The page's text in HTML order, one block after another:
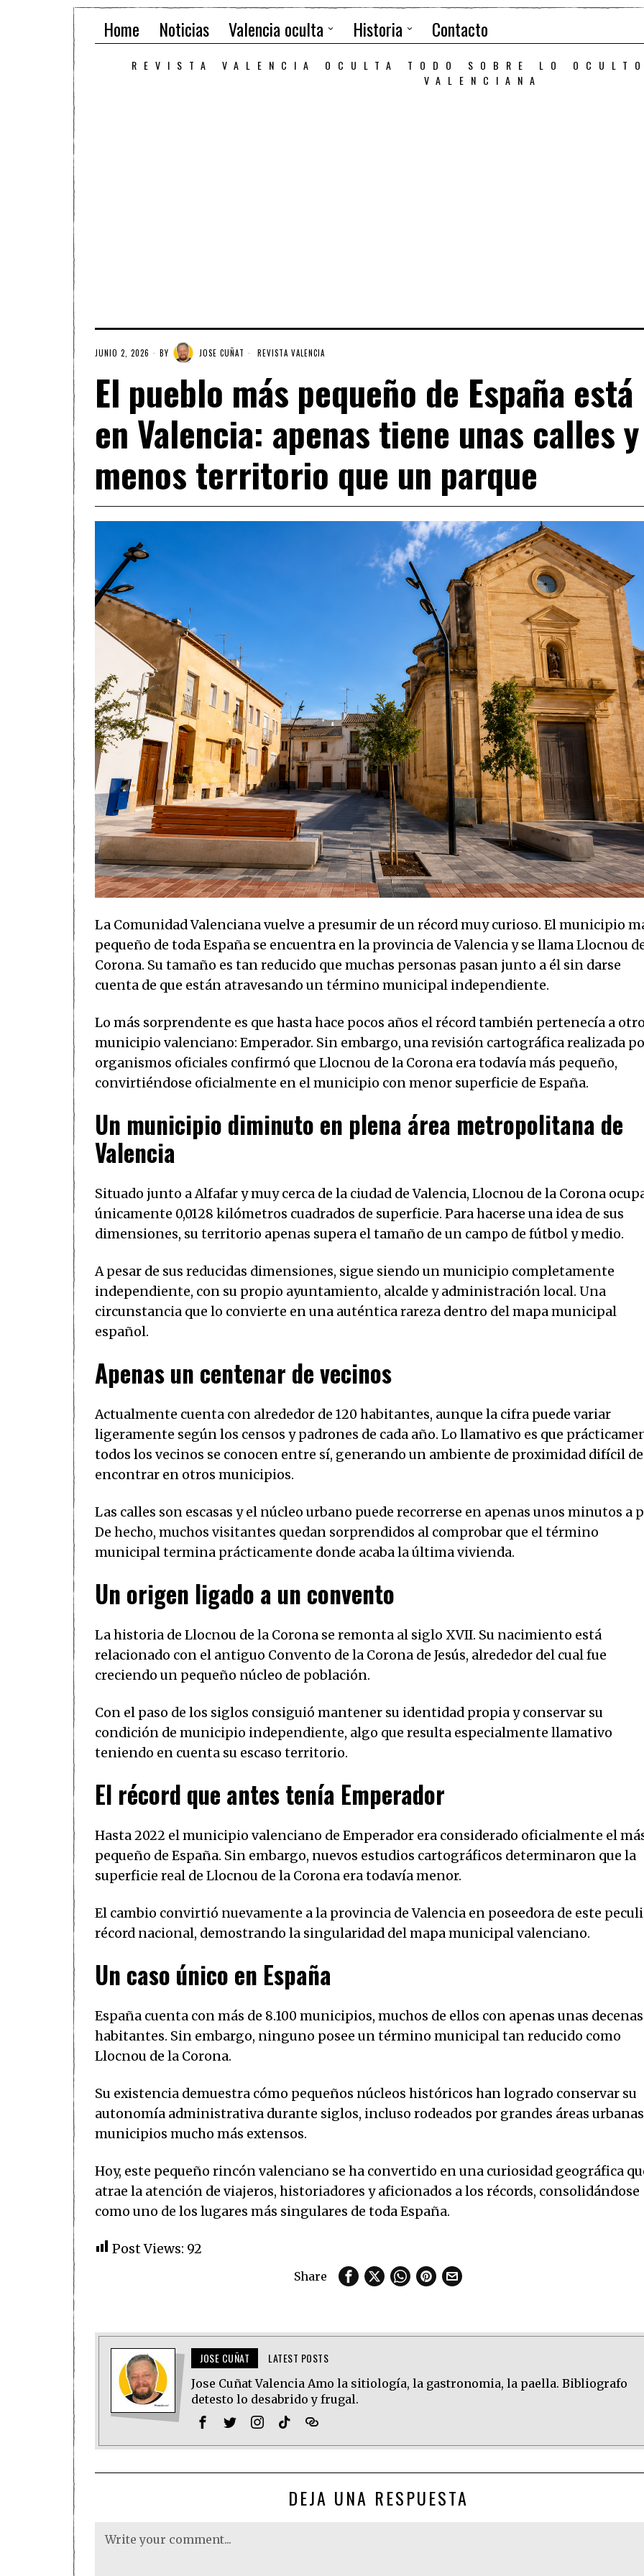
Home Noticias Valencia oculta Historia Contacto
REVISTA VALENCIA OCULTA TODO SOBRE LO
VALENCIANA
JUNIO 2, 2026 BY JOSE CUÑAT REVISTA VALENCIA
El pueblo más pequeño de España está
en Valencia: apenas tiene unas calles y
menos territorio que un parque
La Comunidad Valenciana vuelve a presumir de un récord muy curioso. El municipio
pequeño de toda España se encuentra en la provincia de Valencia y se llama Llocnou
Corona. Su tamaño es tan reducido que muchas personas pasan junto a él sin darse
cuenta de que están atravesando un término municipal independiente.
Lo más sorprendente es que hasta hace pocos años el récord también pertenecía a
municipio valenciano: Emperador. Sin embargo, una revisión cartográfica realizada
organismos oficiales confirmó que Llocnou de la Corona era todavía más pequeño,
convirtiéndose oficialmente en el municipio con menor superficie de España.
Un municipio diminuto en plena área metropolitana de
Valencia
Situado junto a Alfafar y muy cerca de la ciudad de Valencia, Llocnou de la Corona
únicamente 0,0128 kilómetros cuadrados de superficie. Para hacerse una idea de sus
dimensiones, su territorio apenas supera el tamaño de un campo de fútbol y medio.
A pesar de sus reducidas dimensiones, sigue siendo un municipio completamente
independiente, con su propio ayuntamiento, alcalde y administración local. Una
circunstancia que lo convierte en una auténtica rareza dentro del mapa municipal
español.
Apenas un centenar de vecinos
Actualmente cuenta con alrededor de 120 habitantes, aunque la cifra puede variar
ligeramente según los censos y padrones de cada año. Lo llamativo es que
todos los vecinos se conocen entre sí, generando un ambiente de proximidad difícil de
encontrar en otros municipios.
Las calles son escasas y el núcleo urbano puede recorrerse en apenas unos minutos a
De hecho, muchos visitantes quedan sorprendidos al comprobar que el término
municipal termina prácticamente donde acaba la última vivienda.
Un origen ligado a un convento
La historia de Llocnou de la Corona se remonta al siglo XVII. Su nacimiento está
relacionado con el antiguo Convento de la Corona de Jesús, alrededor del cual fue
creciendo un pequeño núcleo de población.
Con el paso de los siglos consiguió mantener su identidad propia y conservar su
condición de municipio independiente, algo que resulta especialmente llamativo
teniendo en cuenta su escaso territorio.
El récord que antes tenía Emperador
Hasta 2022 el municipio valenciano de Emperador era considerado oficialmente el
pequeño de España. Sin embargo, nuevos estudios cartográficos determinaron que la
superficie real de Llocnou de la Corona era todavía menor.
El cambio convirtió nuevamente a la provincia de Valencia en poseedora de este
récord nacional, demostrando la singularidad del mapa municipal valenciano.
Un caso único en España
España cuenta con más de 8.100 municipios, muchos de ellos con apenas unas
habitantes. Sin embargo, ninguno posee un término municipal tan reducido como
Llocnou de la Corona.
Su existencia demuestra cómo pequeños núcleos históricos han logrado conservar su
autonomía administrativa durante siglos, incluso rodeados por grandes áreas
municipios mucho más extensos.
Hoy, este pequeño rincón valenciano se ha convertido en una curiosidad geográfica
atrae la atención de viajeros, historiadores y aficionados a los récords, consolidándose
como uno de los lugares más singulares de toda España.
Post Views: 92
Share
JOSE CUÑAT LATEST POSTS
Jose Cuñat Valencia Amo la sitiología, la gastronomia, la paella. Bibliografo
detesto lo desabrido y frugal.
DEJA UNA RESPUESTA